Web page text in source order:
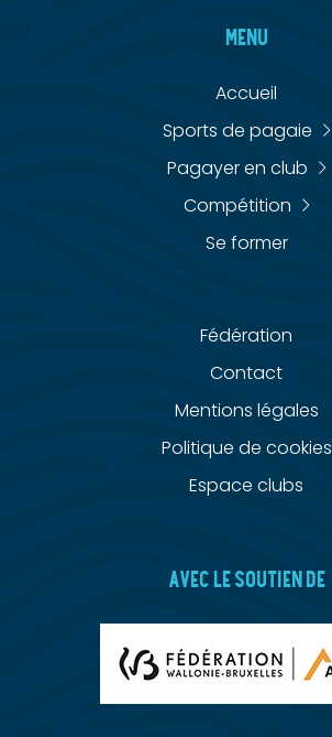
MENU
Accueil
Sports de pagaie
Pagayer en club
Compétition
Se former
Fédération
Contact
Mentions légales
Politique de cookies
Espace clubs
AVEC LE SOUTIEN DE